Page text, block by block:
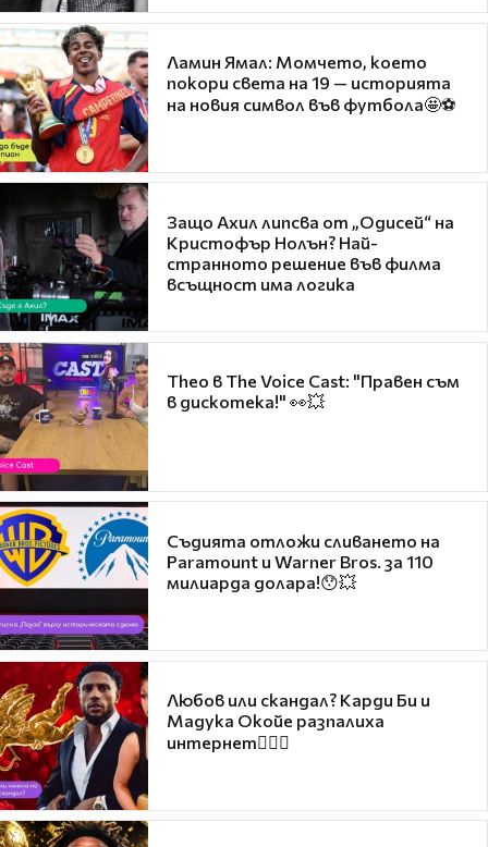
Ламин Ямал: Момчето, което
покори света на 19 — историята
на новия символ във футбола🤩⚽
Защо Ахил липсва от „Одисей“ на
Кристофър Нолън? Най-
странното решение във филма
всъщност има логика
Theo в The Voice Cast: "Правен съм
в дискотека!" 👀💥
Съдията отложи сливането на
Paramount и Warner Bros. за 110
милиарда долара!😯💥
Любов или скандал? Карди Би и
Мадука Окойе разпалиха
интернет❤️‍🔥🔥